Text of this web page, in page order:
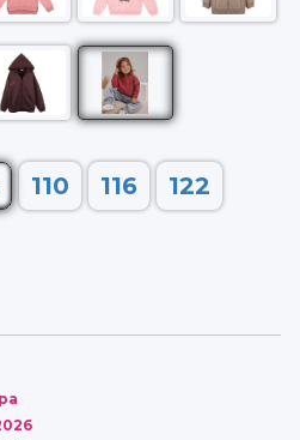
110 116 122